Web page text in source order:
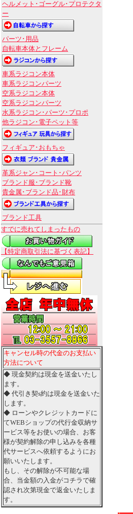
ヘルメット･ゴーグル･プロテクタ
ー
パーツ･用品
自転車本体とフレーム
車系ラジコン本体
車系ラジコンパーツ
空系ラジコン本体
空系ラジコンパーツ
水系ラジコン･パーツ･プロポ
他ラジコン･電子ペット等
フィギュア･おもちゃ
革系ジャン･コート･パンツ
ブランド服･ブランド靴
貴金属･ブランド品･財布
ブランド工具
すでに売れてしまったもの
【特定商取引法に基づく表記】
キャンセル時の代金のお支払い
方法について
◆ 現金契約は現金を送金いたし
ます。
◆ 代引き契s約は現金を送金いた
します。
◆ ローンやクレジットカードに
てWEBショップの代行金収納サ
ービス等をお使いの場合、お客
様が契約解除の申し込みを各種
代サービスへ依頼するようにお
願いいたします。
もし、その解除が不可能な場
合、当金額の入金がコチラで確
認され次第現金で返金いたしま
す。